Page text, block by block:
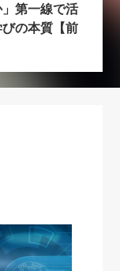
」第一線で活
の本質【前